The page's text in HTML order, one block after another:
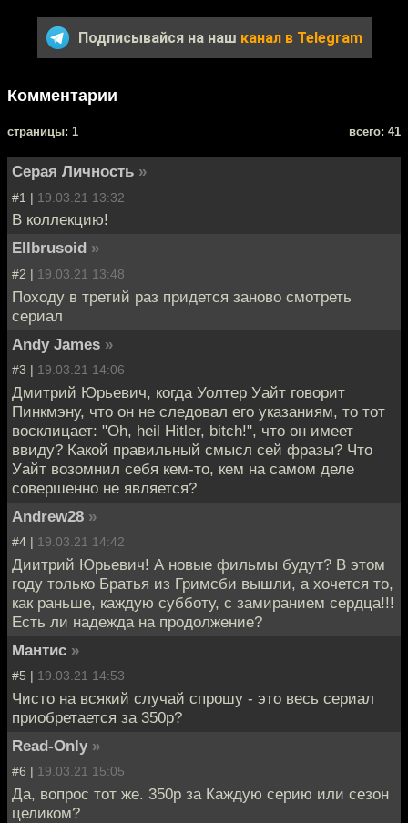
Подписывайся на наш канал в Telegram
Комментарии
cтраницы: 1 всего: 41
Серая Личность »
#1 | 19.03.21 13:32
В коллекцию!
Ellbrusoid »
#2 | 19.03.21 13:48
Походу в третий раз придется заново смотреть
сериал
Andy James »
#3 | 19.03.21 14:06
Дмитрий Юрьевич, когда Уолтер Уайт говорит
Пинкмэну, что он не следовал его указаниям, то тот
восклицает: "Oh, heil Hitler, bitch!", что он имеет
ввиду? Какой правильный смысл сей фразы? Что
Уайт возомнил себя кем-то, кем на самом деле
совершенно не является?
Andrew28 »
#4 | 19.03.21 14:42
Диитрий Юрьевич! А новые фильмы будут? В этом
году только Братья из Гримсби вышли, а хочется то,
как раньше, каждую субботу, с замиранием сердца!!!
Есть ли надежда на продолжение?
Мантис »
#5 | 19.03.21 14:53
Чисто на всякий случай спрошу - это весь сериал
приобретается за 350р?
Read-Only »
#6 | 19.03.21 15:05
Да, вопрос тот же. 350р за Каждую серию или сезон
целиком?